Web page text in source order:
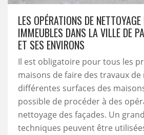
LES OPÉRATIONS DE
IMMEUBLES DANS LA VILLE DE
ET SES ENVIRONS
Il est obligatoire pour tous les
maisons de faire des travaux de
différentes surfaces des
possible de procéder à des
nettoyage des façades. Un
techniques peuvent être